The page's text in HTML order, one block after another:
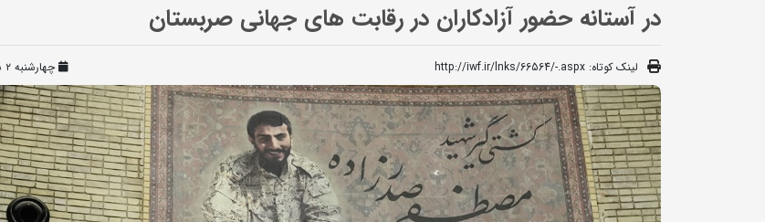
در آستانه حضور آزادکاران در رقابت های جهانی صربستان
لینک کوتاه: http://iwf.ir/lnks/66564/-.aspx چهارشنبه ۲ شهریور ۱۴۰۱